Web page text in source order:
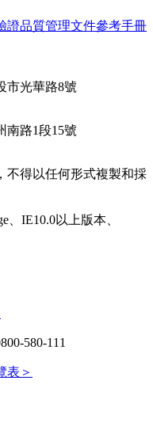
證品質管理文件參考手冊
市光華路8號
南路1段15號
不得以任何形式複製和採
、IE10.0以上版本、
580-111
表＞